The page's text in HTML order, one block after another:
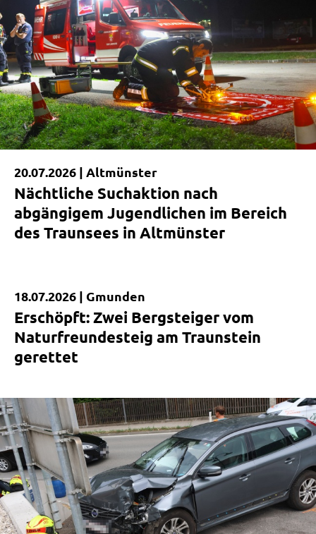
20.07.2026 | Altmünster
Nächtliche Suchaktion nach
abgängigem Jugendlichen im Bereich
des Traunsees in Altmünster
Kurzmeldung
18.07.2026 | Gmunden
Erschöpft: Zwei Bergsteiger vom
Naturfreundesteig am Traunstein
gerettet
|